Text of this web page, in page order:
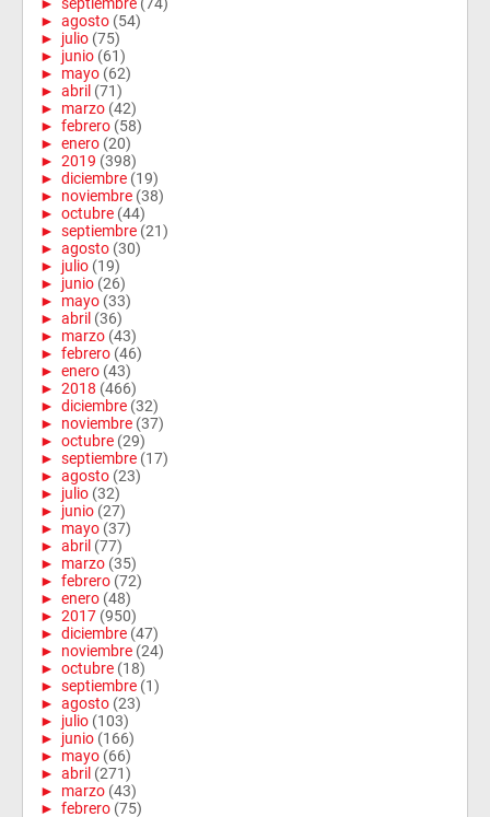
► agosto (54)
► julio (75)
► junio (61)
► mayo (62)
► abril (71)
► marzo (42)
► febrero (58)
► enero (20)
► 2019 (398)
► diciembre (19)
► noviembre (38)
► octubre (44)
► septiembre (21)
► agosto (30)
► julio (19)
► junio (26)
► mayo (33)
► abril (36)
► marzo (43)
► febrero (46)
► enero (43)
► 2018 (466)
► diciembre (32)
► noviembre (37)
► octubre (29)
► septiembre (17)
► agosto (23)
► julio (32)
► junio (27)
► mayo (37)
► abril (77)
► marzo (35)
► febrero (72)
► enero (48)
► 2017 (950)
► diciembre (47)
► noviembre (24)
► octubre (18)
► septiembre (1)
► agosto (23)
► julio (103)
► junio (166)
► mayo (66)
► abril (271)
► marzo (43)
► febrero (75)